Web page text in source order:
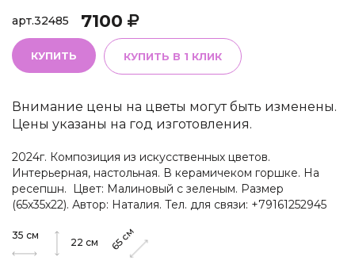
арт.32485 7100
КУПИТЬ КУПИТЬ В 1 КЛИК
Внимание цены на цветы могут быть изменены.
Цены указаны на год изготовления.
2024г. Композиция из искусственных цветов.
Интерьерная, настольная. В керамичеком горшке. На
ресепшн. Цвет: Малиновый с зеленым. Размер
(65х35х22). Автор: Наталия. Тел. для связи: +79161252945
35 см
22 см 65
см